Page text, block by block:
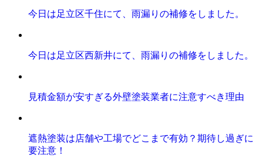
今日は足立区千住にて、雨漏りの補修をしました。
今日は足立区西新井にて、雨漏りの補修をしました。
見積金額が安すぎる外壁塗装業者に注意すべき理由
遮熱塗装は店舗や工場でどこまで有効？期待し過ぎに
要注意！